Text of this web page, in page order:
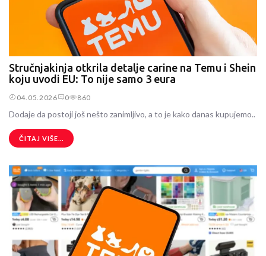
Stručnjakinja otkrila detalje carine na Temu i Shein
koju uvodi EU: To nije samo 3 eura
04.05.2026 0 860
Dodaje da postoji još nešto zanimljivo, a to je kako danas kupujemo..
ČITAJ VIŠE...